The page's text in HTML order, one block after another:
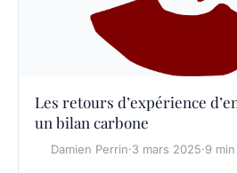
Les retours d’expérience
un bilan carbone
Damien Perrin·3 mars 2025·9 min